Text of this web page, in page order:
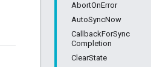
AbortOnError
AutoSyncNow
CallbackForSync
Completion
ClearState